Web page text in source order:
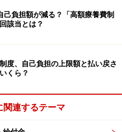
月額」とは、毎月の給与（基
族手当、残業代なども含む）
8000円から139万円までの50
が12カ月に満たない場合は……
酬月額
体の平均標準報酬月額
己負担額が減る？「高額療養費制
該当とは？
度、自己負担の上限額と払い戻さ
くら？
関連するテーマ